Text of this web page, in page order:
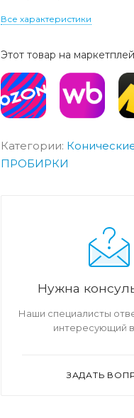
Все характеристики
Этот товар на
Категории:
ПРОБИРКИ
Нужна
Наши специалисты
интересующий
ЗАДАТЬ